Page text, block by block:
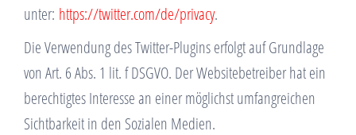
unter: https://twitter.com/de/privacy.
Die Verwendung des Twitter-Plugins erfolgt auf Grundlage
von Art. 6 Abs. 1 lit. f DSGVO. Der Websitebetreiber hat ein
berechtigtes Interesse an einer möglichst umfangreichen
Sichtbarkeit in den Sozialen Medien.